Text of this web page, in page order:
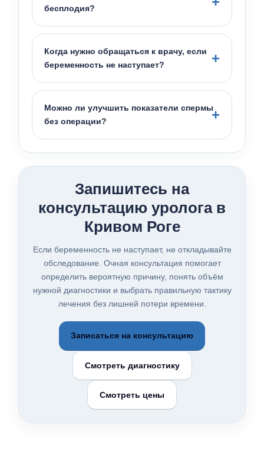
бесплодия?
Когда нужно обращаться к врачу, если
беременность не наступает?
Можно ли улучшить показатели спермы
без операции?
Запишитесь на
консультацию уролога в
Кривом Роге
Если беременность не наступает, не откладывайте
обследование. Очная консультация помогает
определить вероятную причину, понять объём
нужной диагностики и выбрать правильную тактику
лечения без лишней потери времени.
Записаться на консультацию
Смотреть диагностику
Смотреть цены